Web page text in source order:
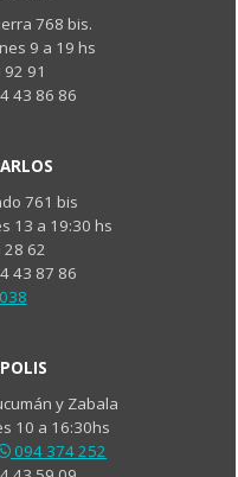
768 bis.
9 a 19 hs
91
43 86 86
761 bis
13 a 19:30 hs
28 62
43 87 86
y Zabala
10 a 16:30hs
094 374 252